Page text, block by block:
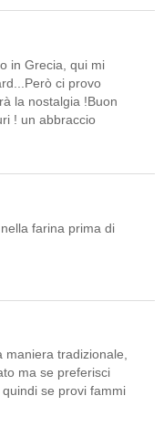
in Grecia, qui mi
ci provo
la nostalgia !Buon
! un abbraccio
farina prima di
maniera tradizionale,
ma se preferisci
se provi fammi